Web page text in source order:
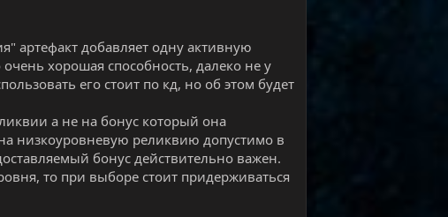
артефакт добавляет одну активную
хорошая способность, далеко не у
его стоит по кд, но об этом будет
а не на бонус который она
низкоуровневую реликвию допустимо в
бонус действительно важен.
то при выборе стоит придерживаться